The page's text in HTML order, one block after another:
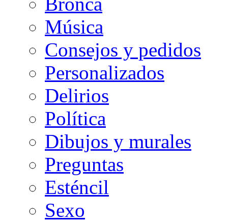
Música
Consejos y pedidos
Personalizados
Delirios
Política
Dibujos y murales
Preguntas
Esténcil
Sexo